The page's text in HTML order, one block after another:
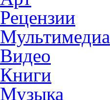
Рецензии
Мультимедиа
Видео
Книги
Музыка